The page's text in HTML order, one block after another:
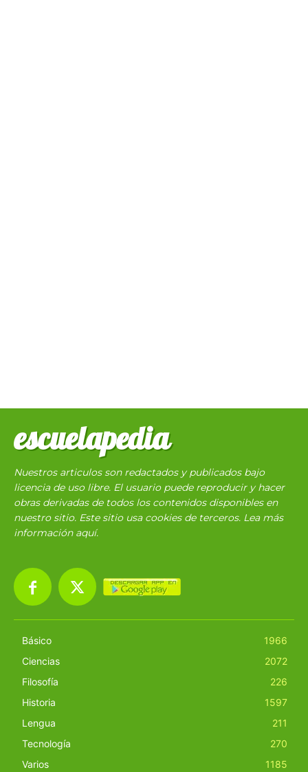
escuelapedia
Nuestros articulos son redactados y publicados bajo
licencia de uso libre. El usuario puede reproducir y hacer
obras derivadas de todos los contenidos disponibles en
nuestro sitio. Este sitio usa cookies de terceros. Lea más
información aquí.
Básico
1966
Ciencias
2072
Filosofía
226
Historia
1597
Lengua
211
Tecnología
270
Varios
1185